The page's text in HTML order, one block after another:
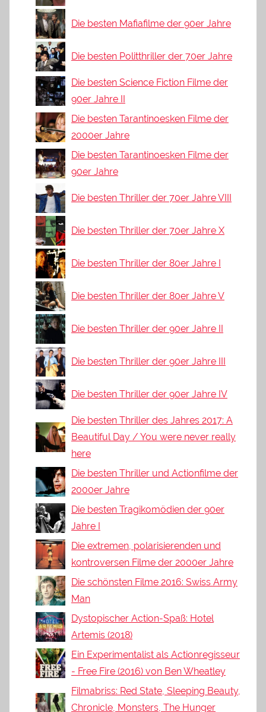
Die besten Mafiafilme der 90er Jahre
Die besten Politthriller der 70er Jahre
Die besten Science Fiction Filme der
90er Jahre II
Die besten Tarantinoesken Filme der
2000er Jahre
Die besten Tarantinoesken Filme der
90er Jahre
Die besten Thriller der 70er Jahre VIII
Die besten Thriller der 70er Jahre X
Die besten Thriller der 80er Jahre I
Die besten Thriller der 80er Jahre V
Die besten Thriller der 90er Jahre II
Die besten Thriller der 90er Jahre III
Die besten Thriller der 90er Jahre IV
Die besten Thriller des Jahres 2017: A
Beautiful Day / You were never really
here
Die besten Thriller und Actionfilme der
2000er Jahre
Die besten Tragikomödien der 90er
Jahre I
Die extremen, polarisierenden und
kontroversen Filme der 2000er Jahre
Die schönsten Filme 2016: Swiss Army
Man
Dystopischer Action-Spaß: Hotel
Artemis (2018)
Ein Experimentalist als Actionregisseur
- Free Fire (2016) von Ben Wheatley
Filmabriss: Red State, Sleeping Beauty,
Chronicle, Monsters, The Hunger